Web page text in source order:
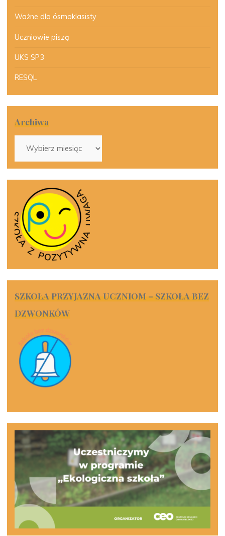
Ważne dla ósmoklasisty
Uczniowie piszą
UKS SP3
RESQL
Archiwa
SZKOŁA PRZYJAZNA UCZNIOM – SZKOŁA BEZ
DZWONKÓW